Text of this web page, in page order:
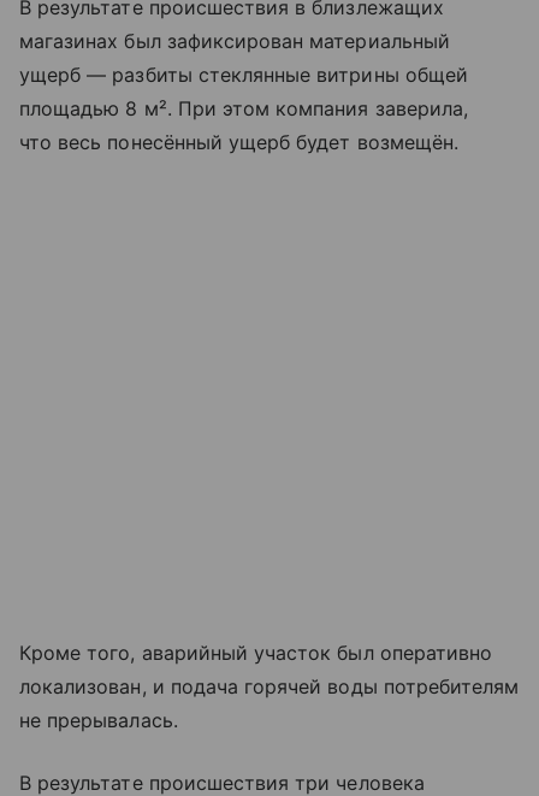
В результате происшествия в близлежащих
магазинах был зафиксирован материальный
ущерб — разбиты стеклянные витрины общей
площадью 8 м². При этом компания заверила,
что весь понесённый ущерб будет возмещён.
Кроме того, аварийный участок был оперативно
локализован, и подача горячей воды потребителям
не прерывалась.
В результате происшествия три человека